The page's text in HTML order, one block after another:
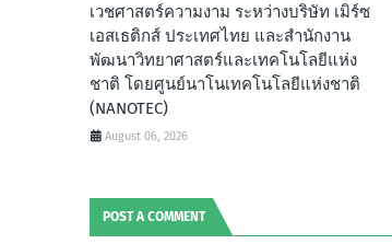
เวชศาสตร์ความงาม ระหว่างบริษัท เมิร์ซ
เอสเธติกส์ ประเทศไทย และสำนักงาน
พัฒนาวิทยาศาสตร์และเทคโนโลยีแห่ง
ชาติ โดยศูนย์นาโนเทคโนโลยีแห่งชาติ
(NANOTEC)
August 06, 2026
POST A COMMENT